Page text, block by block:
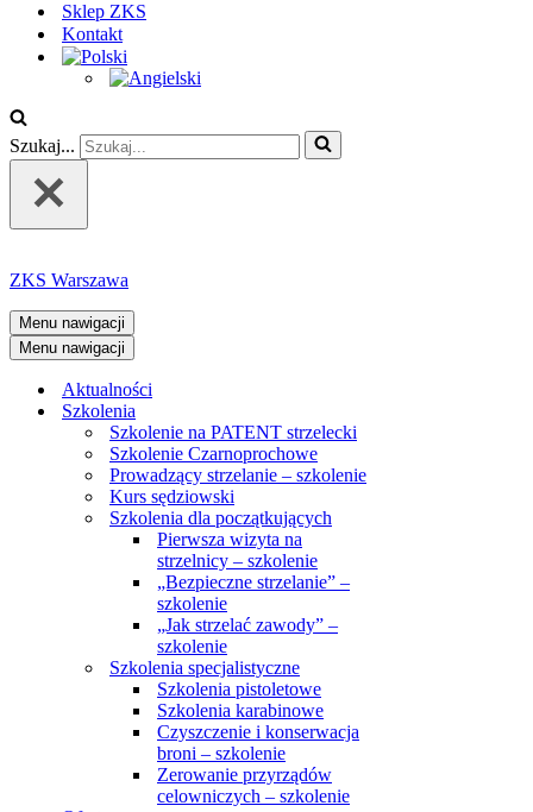
Sklep ZKS
Kontakt
Szukaj...
ZKS Warszawa
Menu nawigacji
Menu nawigacji
Aktualności
Szkolenia
Szkolenie na PATENT strzelecki
Szkolenie Czarnoprochowe
Prowadzący strzelanie – szkolenie
Kurs sędziowski
Szkolenia dla początkujących
Pierwsza wizyta na
strzelnicy – szkolenie
„Bezpieczne strzelanie” –
szkolenie
„Jak strzelać zawody” –
szkolenie
Szkolenia specjalistyczne
Szkolenia pistoletowe
Szkolenia karabinowe
Czyszczenie i konserwacja
broni – szkolenie
Zerowanie przyrządów
celowniczych – szkolenie